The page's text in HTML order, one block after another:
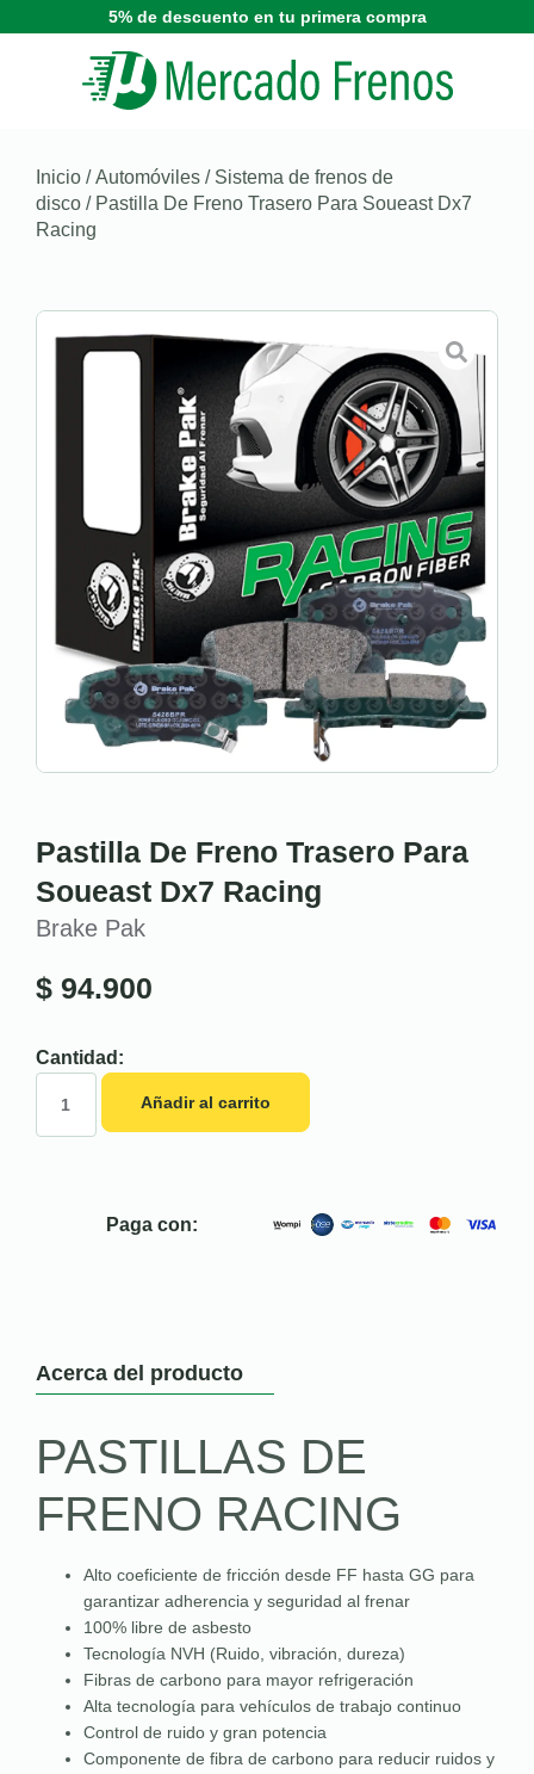
5% de descuento en tu primera compra
Inicio /Automóviles / Sistema de frenos de
disco / Pastilla De Freno Trasero Para Soueast Dx7
Racing
Pastilla De Freno Trasero Para
Soueast Dx7 Racing
Brake Pak
$ 94.900
Cantidad:
Añadir al carrito
Paga con:
Acerca del producto
PASTILLAS DE
FRENO RACING
Alto coeficiente de fricción desde FF hasta GG para
garantizar adherencia y seguridad al frenar
100% libre de asbesto
Tecnología NVH (Ruido, vibración, dureza)
Fibras de carbono para mayor refrigeración
Alta tecnología para vehículos de trabajo continuo
Control de ruido y gran potencia
Componente de fibra de carbono para reducir ruidos y